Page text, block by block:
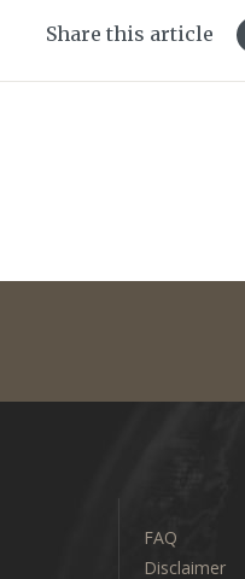
Share this article
FAQ
Disclaimer